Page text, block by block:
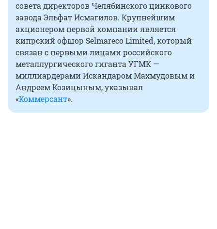
совета директоров Челябинского цинкового
завода Эльфат Исмагилов. Крупнейшим
акционером первой компании является
кипрский офшор Selmareco Limited, который
связан с первыми лицами российского
металлургического гиганта УГМК —
миллиардерами Искандаром Махмудовым и
Андреем Козицыным, указывал
«Коммерсант».